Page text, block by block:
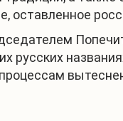
оставленное
русских